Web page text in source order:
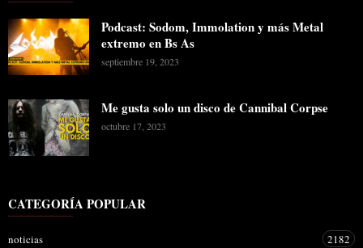
Podcast: Sodom, Immolation y más Metal
extremo en Bs As
septiembre 19, 2023
Me gusta solo un disco de Cannibal Corpse
octubre 17, 2023
CATEGORÍA POPULAR
noticias
2182